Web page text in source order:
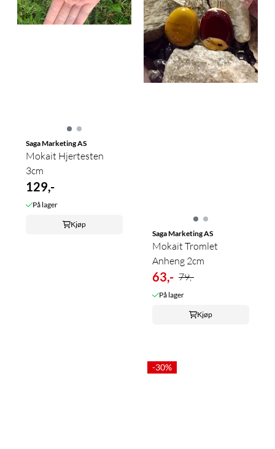
Saga Marketing AS
Mokait Hjertesten
3cm
129,-
På lager
Kjøp
Saga Marketing AS
Mokait Tromlet
Anheng 2cm
63,- 79,-
På lager
Kjøp
-30%